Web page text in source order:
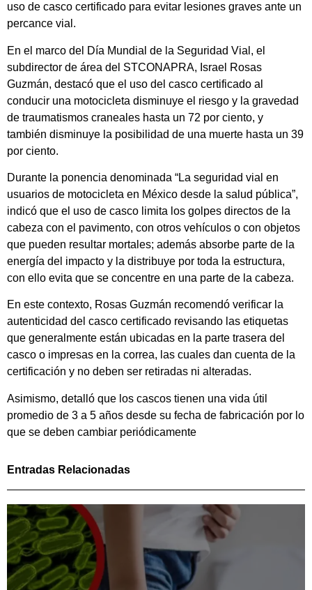
uso de casco certificado para evitar lesiones graves ante un
percance vial.
En el marco del Día Mundial de la Seguridad Vial, el
subdirector de área del STCONAPRA, Israel Rosas
Guzmán, destacó que el uso del casco certificado al
conducir una motocicleta disminuye el riesgo y la gravedad
de traumatismos craneales hasta un 72 por ciento, y
también disminuye la posibilidad de una muerte hasta un 39
por ciento.
Durante la ponencia denominada “La seguridad vial en
usuarios de motocicleta en México desde la salud pública”,
indicó que el uso de casco limita los golpes directos de la
cabeza con el pavimento, con otros vehículos o con objetos
que pueden resultar mortales; además absorbe parte de la
energía del impacto y la distribuye por toda la estructura,
con ello evita que se concentre en una parte de la cabeza.
En este contexto, Rosas Guzmán recomendó verificar la
autenticidad del casco certificado revisando las etiquetas
que generalmente están ubicadas en la parte trasera del
casco o impresas en la correa, las cuales dan cuenta de la
certificación y no deben ser retiradas ni alteradas.
Asimismo, detalló que los cascos tienen una vida útil
promedio de 3 a 5 años desde su fecha de fabricación por lo
que se deben cambiar periódicamente
Entradas Relacionadas